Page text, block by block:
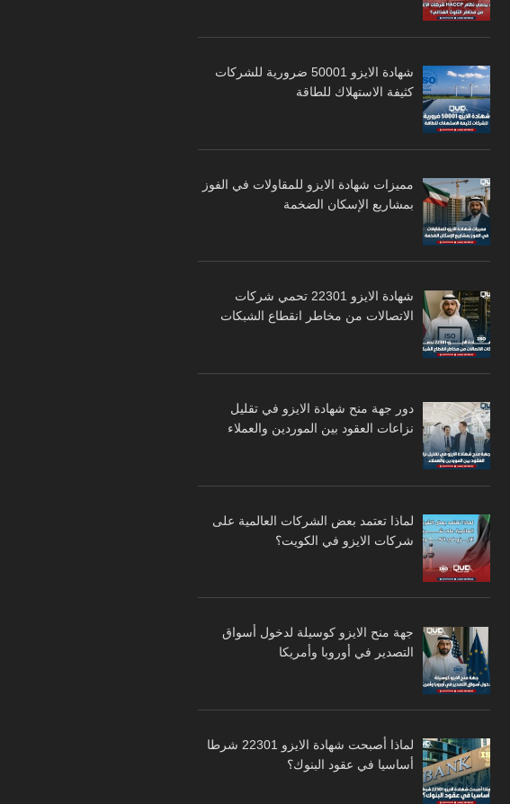
شهادة الايزو 50001 ضرورية للشركات
كثيفة الاستهلاك للطاقة
مميزات شهادة الايزو للمقاولات في الفوز
بمشاريع الإسكان الضخمة
شهادة الايزو 22301 تحمي شركات
الاتصالات من مخاطر انقطاع الشبكات
دور جهة منح شهادة الايزو في تقليل
نزاعات العقود بين الموردين والعملاء
لماذا تعتمد بعض الشركات العالمية على
شركات الايزو في الكويت؟
جهة منح الايزو كوسيلة لدخول أسواق
التصدير في أوروبا وأمريكا
لماذا أصبحت شهادة الايزو 22301 شرطا
أساسيا في عقود البنوك؟